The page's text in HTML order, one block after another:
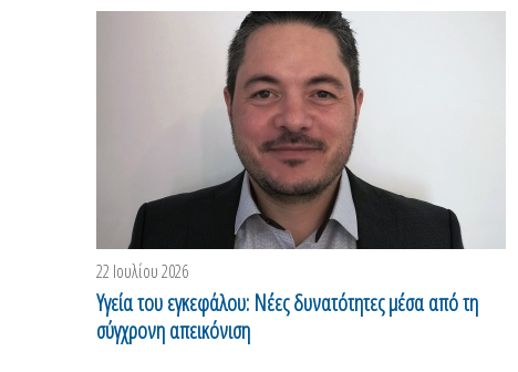
22 Ιουλίου 2026
Υγεία του εγκεφάλου: Νέες δυνατότητες μέσα από τη
σύγχρονη απεικόνιση